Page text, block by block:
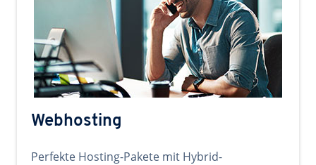
Webhosting
Perfekte Hosting-Pakete mit Hybrid-